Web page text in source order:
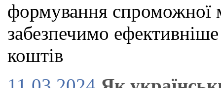
формування спроможної
забезпечимо
коштів